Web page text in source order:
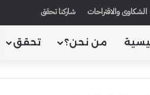
الشكاوى والاقتراحات شاركنا تحقق
من نحن؟ تحقق